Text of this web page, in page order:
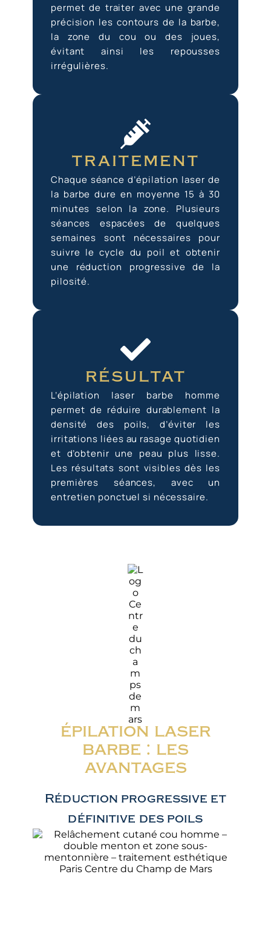
permet de traiter avec une grande
précision les contours de la barbe,
la zone du cou ou des joues,
évitant ainsi les repousses
irrégulières.
traitement
Chaque séance d’épilation laser de
la barbe dure en moyenne 15 à 30
minutes selon la zone. Plusieurs
séances espacées de quelques
semaines sont nécessaires pour
suivre le cycle du poil et obtenir
une réduction progressive de la
pilosité.
résultat
L’épilation laser barbe homme
permet de réduire durablement la
densité des poils, d’éviter les
irritations liées au rasage quotidien
et d’obtenir une peau plus lisse.
Les résultats sont visibles dès les
premières séances, avec un
entretien ponctuel si nécessaire.
épilation laser
barbe : les
avantages
Réduction progressive et
définitive des poils